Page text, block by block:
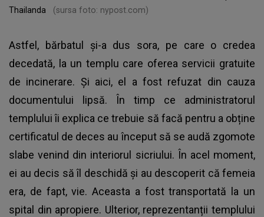
Thailanda
(sursa foto: nypost.com)
Astfel, bărbatul și-a dus sora, pe care o credea
decedată, la un templu care oferea servicii gratuite
de incinerare. Și aici, el a fost refuzat din cauza
documentului lipsă. În timp ce administratorul
templului îi explica ce trebuie să facă pentru a obține
certificatul de deces au început să se audă zgomote
slabe venind din interiorul sicriului. În acel moment,
ei au decis să îl deschidă și au descoperit că femeia
era, de fapt, vie. Aceasta a fost transportată la un
spital din apropiere. Ulterior, reprezentanții templului